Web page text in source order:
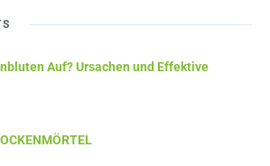
Auf? Ursachen und Effektive